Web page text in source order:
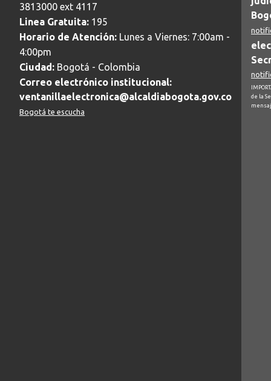
3813000 ext 4117
Linea Gratuita: 195
Horario de Atención: Lunes a Viernes: 7:00am -
4:00pm
Ciudad: Bogotá - Colombia
Correo electrónico institucional:
ventanillaelectronica@alcaldiabogota.gov.co
Bogotá te escucha
de la